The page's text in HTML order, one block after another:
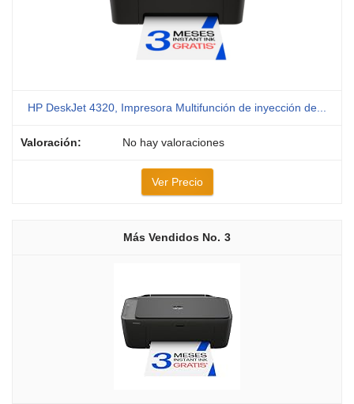
HP DeskJet 4320, Impresora Multifunción de inyección de...
No hay valoraciones
Ver Precio
3